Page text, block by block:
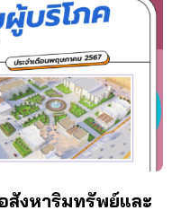
สังหาริมทรัพย์และ